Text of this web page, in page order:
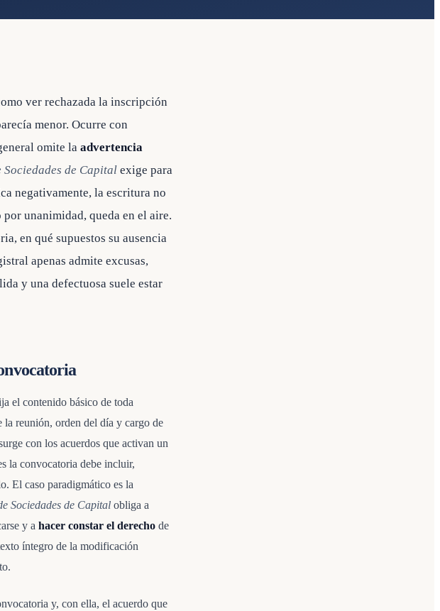
ver rechazada la inscripción
menor. Ocurre con
omite la advertencia
Sociedades de Capital exige para
negativamente, la escritura no
unanimidad, queda en el aire.
en qué supuestos su ausencia
apenas admite excusas,
y una defectuosa suele estar
el contenido básico de toda
la reunión, orden del día y cargo de
con los acuerdos que activan un
la convocatoria debe incluir,
El caso paradigmático es la
Sociedades de Capital obliga a
y a hacer constar el derecho de
íntegro de la modificación
y, con ella, el acuerdo que